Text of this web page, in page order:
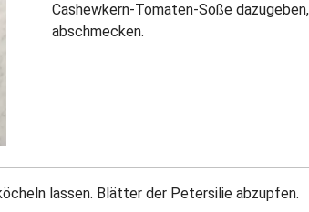
Cashewkern-Tomaten-Soße
abschmecken.
lassen. Blätter der Petersilie abzupfen.